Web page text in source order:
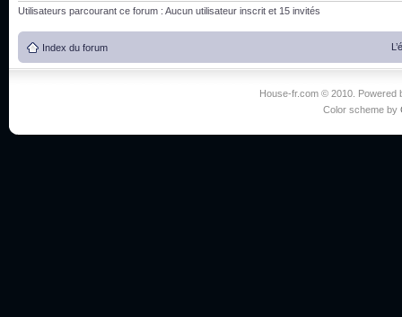
Utilisateurs parcourant ce forum : Aucun utilisateur inscrit et 15 invités
Index du forum
House-fr.com © 2010. Powered
Color scheme by